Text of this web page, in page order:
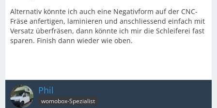
Alternativ könnte ich auch eine Negativform auf der CNC-
Fräse anfertigen, laminieren und anschliessend einfach mit
Versatz überfräsen, dann könnte ich mir die Schleiferei fast
sparen. Finish dann wieder wie oben.
Phil
womobox-Spezialist